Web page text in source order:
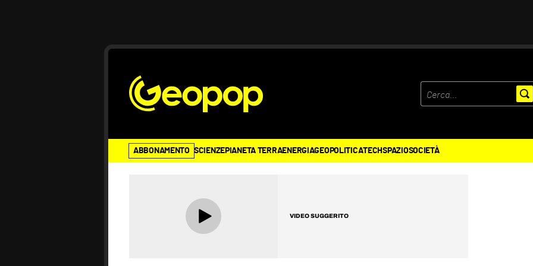
ABBONAMENTO SCIENZEPIANETA TERRAENERGIAGEOPOLITICATECHSPAZIOSOCIETÀ
VIDEO SUGGERITO